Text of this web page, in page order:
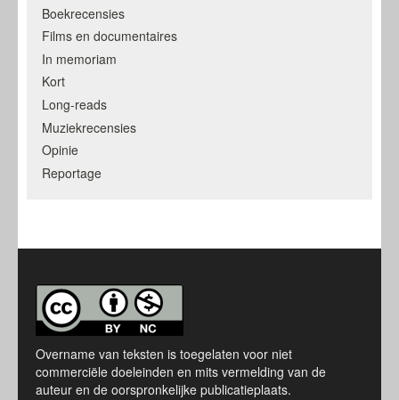
Boekrecensies
Films en documentaires
In memoriam
Kort
Long-reads
Muziekrecensies
Opinie
Reportage
Overname van teksten is toegelaten voor niet
commerciële doeleinden en mits vermelding van de
auteur en de oorspronkelijke publicatieplaats.